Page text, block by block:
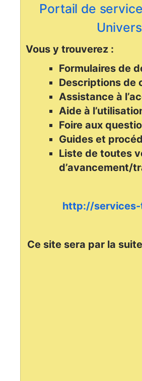
Portail de
Vous y trouverez :
Formulaires de
Descriptions de
Assistance à
Aide à
Foire aux
Guides et
Liste de toutes
d’avancement/
http://services-
Ce site sera par la